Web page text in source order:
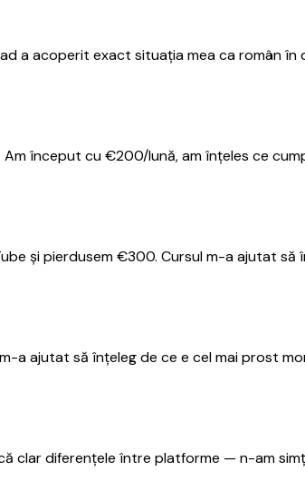
a acoperit exact situația mea ca român în
început cu €200/lună, am înțeles ce
și pierdusem €300. Cursul m-a ajutat
ajutat să înțeleg de ce e cel mai prost
clar diferențele între platforme — n-am